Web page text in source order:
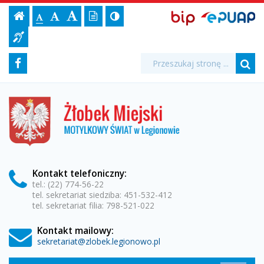
Strona
główna
Żłobek
Miejski
w
Legionowie
Ustawienia
strony
Strona
główna
Czcionka,
jejCzcionkaCzcionka
Czcionka
Wersja
tekstowa
Kontrast
(włącz/wyłącz)
Informacja
dla
BIP,
Biuletyn
Informacji
EPUAP
Media
społecznościowe
Facebook Wyszukiwarka
Formularz
wyszukiwania
Wyszukiwana
fraza:
Żłobek
Miejski
w
Legionowie
Kontakt telefoniczny:
tel.: (22) 774-56-22
tel. sekretariat siedziba: 451-532-412
tel. sekretariat filia: 798-521-022
Kontakt mailowy:
sekretariat@zlobek.legionowo.pl